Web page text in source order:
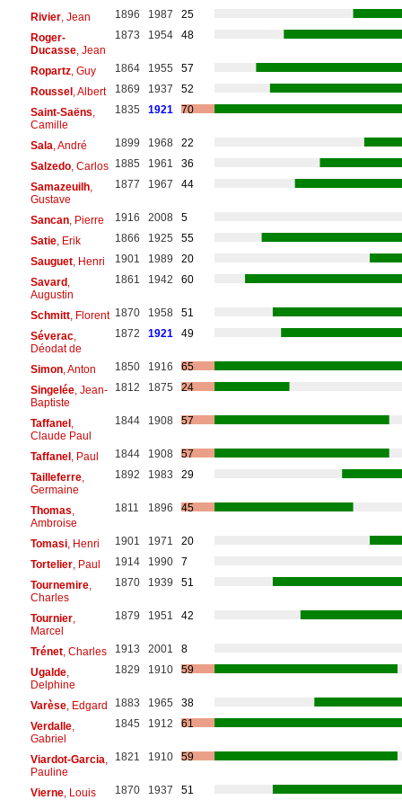
Rivier, Jean 1896 1987
25
Roger-
Ducasse, Jean
1873 1954 48
Ropartz, Guy 1864 1955
57
Roussel, Albert 1869 1937
52
Saint-Saëns
Camille
1835 1921 70
Sala , André 1899 1968
22
Salzedo, Carlos 1885 1961
36
Samazeuilh,
Gustave
1877 1967 44
Sancan, Pierre 1916 2008
5
Satie, Erik 1866 1925
55
Sauguet, Henri 1901 1989
20
Savard,
Augustin
1861 1942 60
Schmitt, Florent 1870 1958
51
Séverac,
Déodat de
1872 1921 49
Simon, Anton 1850 1916
65
Singelée, Jean-
Baptiste
1812 1875 24
Taffanel,
Claude Paul
1844 1908 57
Taffanel, Paul 1844 1908
57
Tailleferre,
Germaine
1892 1983 29
Thomas
Ambroise
1811 1896 45
Tomasi, Henri 1901 1971
20
Tortelier, Paul 1914 1990
7
Tournemire,
Charles
1870 1939 51
Tournier,
Marcel
1879 1951 42
Trénet, Charles 1913 2001
8
Ugalde,
Delphine
1829 1910 59
Varèse, Edgard 1883 1965
38
Verdalle,
Gabriel
1845 1912 61
Viardot-Garcia
Pauline
1821 1910 59
Vierne, Louis 1870 1937
51